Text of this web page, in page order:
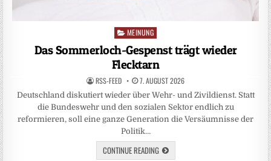
Posted
in
MEINUNG
Das Sommerloch-Gespenst trägt wieder
Flecktarn
RSS-FEED 7. AUGUST 2026
Deutschland diskutiert wieder über Wehr- und Zivildienst. Statt
die Bundeswehr und den sozialen Sektor endlich zu
reformieren, soll eine ganze Generation die Versäumnisse der
Politik…
CONTINUE READING